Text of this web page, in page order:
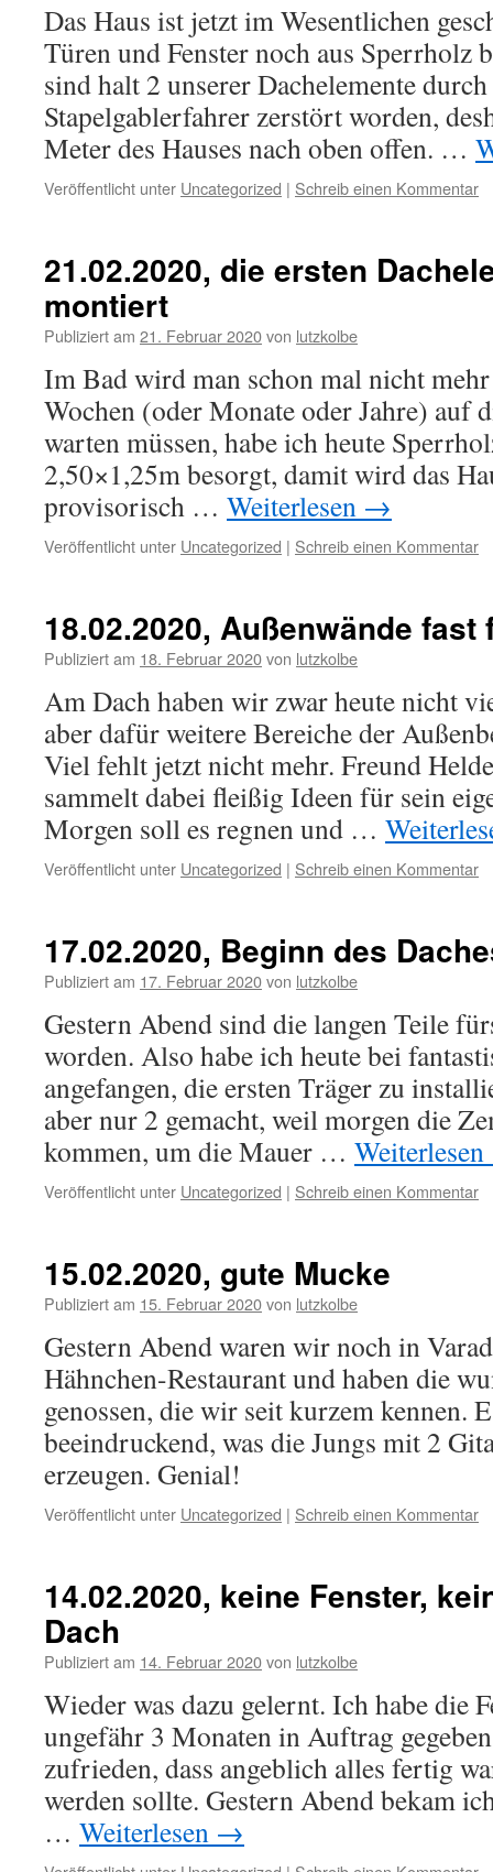
Das Haus ist jetzt im Wesentlichen
Türen und Fenster noch aus Sperrholz
sind halt 2 unserer Dachelemente
Stapelgablerfahrer zerstört worden,
Meter des Hauses nach oben offen. …
Veröffentlicht unter Uncategorized | Schreib einen Kommentar
21.02.2020, die ersten
montiert
Publiziert am 21. Februar 2020von lutzkolbe
Im Bad wird man schon mal nicht
Wochen (oder Monate oder Jahre) auf
warten müssen, habe ich heute
2,50×1,25m besorgt, damit wird das
provisorisch … Weiterlesen →
Veröffentlicht unter Uncategorized | Schreib einen Kommentar
18.02.2020, Außenwände fast
Publiziert am 18. Februar 2020von lutzkolbe
Am Dach haben wir zwar heute nicht
aber dafür weitere Bereiche der
Viel fehlt jetzt nicht mehr. Freund
sammelt dabei fleißig Ideen für sein
Morgen soll es regnen und …
Veröffentlicht unter Uncategorized | Schreib einen Kommentar
17.02.2020, Beginn des
Publiziert am 17. Februar 2020von lutzkolbe
Gestern Abend sind die langen Teile
worden. Also habe ich heute bei
angefangen, die ersten Träger zu
aber nur 2 gemacht, weil morgen die
kommen, um die Mauer … Weiterlesen
Veröffentlicht unter Uncategorized | Schreib einen Kommentar
15.02.2020, gute Mucke
Publiziert am 15. Februar 2020von lutzkolbe
Gestern Abend waren wir noch in
Hähnchen-Restaurant und haben die
genossen, die wir seit kurzem kennen.
beeindruckend, was die Jungs mit 2
erzeugen. Genial!
Veröffentlicht unter Uncategorized | Schreib einen Kommentar
14.02.2020, keine Fenster,
Dach
Publiziert am 14. Februar 2020von lutzkolbe
Wieder was dazu gelernt. Ich habe die
ungefähr 3 Monaten in Auftrag
zufrieden, dass angeblich alles fertig
werden sollte. Gestern Abend bekam
… Weiterlesen →